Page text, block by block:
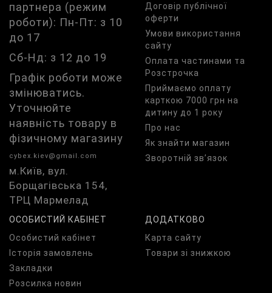
партнера (режим
роботи): Пн-Пт: з 10
до 17
Сб-Нд: з 12 до 19
Графік роботи може
змінюватись.
Уточнюйте
наявність товару в
фізичному магазину
cybex.kiev@gmail.com
м.Київ, вул.
Борщагівська 154,
ТРЦ Мармелад
Договір публічної
оферти
Умови використання
сайту
Оплата частинами та
Розстрочка
Приймаємо оплату
карткою 7000 грн на
дитину до 1 року
Про нас
Як знайти магазин
Зворотній зв’язок
ОСОБИСТИЙ КАБІНЕТ
Особистий кабінет
Історія замовлень
Закладки
Розсилка новин
ДОДАТКОВО
Карта сайту
Товари зі знижкою